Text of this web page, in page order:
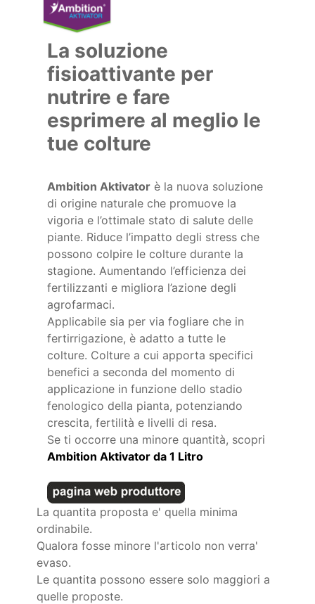
La soluzione
fisioattivante per
nutrire e fare
esprimere al meglio le
tue colture
Ambition Aktivator è la nuova soluzione
di origine naturale che promuove la
vigoria e l’ottimale stato di salute delle
piante. Riduce l’impatto degli stress che
possono colpire le colture durante la
stagione. Aumentando l’efficienza dei
fertilizzanti e migliora l’azione degli
agrofarmaci.
Applicabile sia per via fogliare che in
fertirrigazione, è adatto a tutte le
colture. Colture a cui apporta specifici
benefici a seconda del momento di
applicazione in funzione dello stadio
fenologico della pianta, potenziando
crescita, fertilità e livelli di resa.
Se ti occorre una minore quantità, scopri
Ambition Aktivator da 1 Litro
La quantita proposta e' quella minima
ordinabile.
Qualora fosse minore l'articolo non verra'
evaso.
Le quantita possono essere solo maggiori a
quelle proposte.